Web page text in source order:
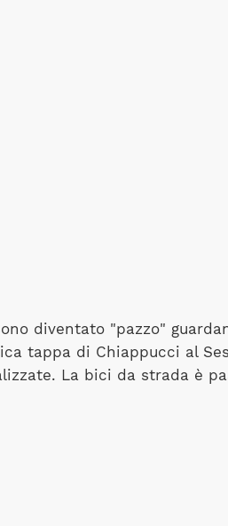
diventato "pazzo"
tappa di Chiappucci al
La bici da strada è